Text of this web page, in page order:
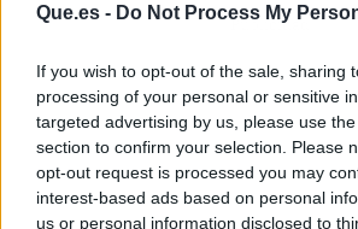
Que.es - Do Not Process My
If you wish to opt-out of the sale, sharing
processing of your personal or sensitive
targeted advertising by us, please use
section to confirm your selection. Please
opt-out request is processed you may
interest-based ads based on personal
us or personal information disclosed to
Publicidad